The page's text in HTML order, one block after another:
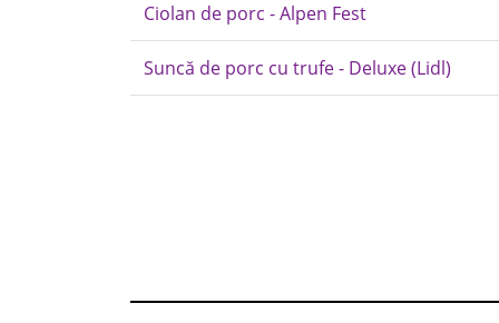
Ciolan de porc - Alpen Fest
Suncă de porc cu trufe - Deluxe (Lidl)